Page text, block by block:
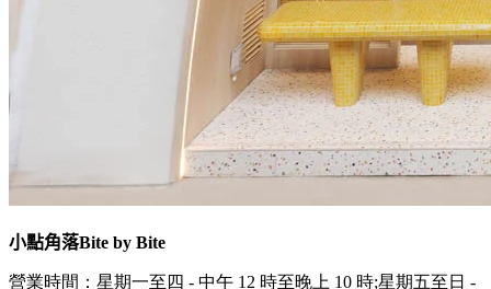
小點角落Bite by Bite
營業時間：星期一至四 - 中午 12 時至晚上 10 時;星期五至日 -